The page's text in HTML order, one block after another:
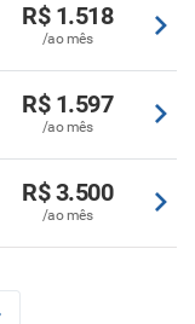
R$ 1.518
/ao mês
R$ 1.597
/ao mês
R$ 3.500
/ao mês